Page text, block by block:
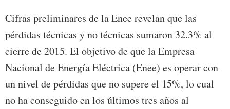
Cifras preliminares de la Enee revelan que las
pérdidas técnicas y no técnicas sumaron 32.3% al
cierre de 2015. El objetivo de que la Empresa
Nacional de Energía Eléctrica (Enee) es operar con
un nivel de pérdidas que no supere el 15%, lo cual
no ha conseguido en los últimos tres años al